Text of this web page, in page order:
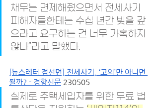
채무는 면제해줬으면서 전세사기
피해자들한테는 수십 년간 빚을 갚
으라고 요구하는 건 너무 가혹하지
않나”라고 말했다.
[뉴스레터 점선면] 전세사기, ‘고의’만 아니면
될까? - 경향신문 230505
실제로 주택세입자를 위한 무료 법